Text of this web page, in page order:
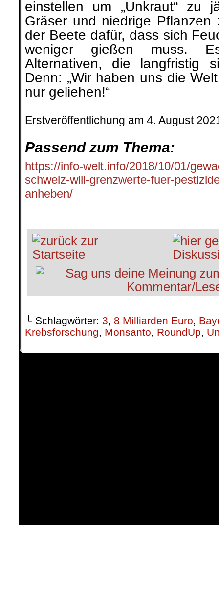
einstellen um „Unkraut“ zu
Gräser und niedrige Pflanzen
der Beete dafür, dass sich
weniger gießen muss.
Alternativen, die langfristig
Denn: „Wir haben uns die
nur geliehen!“
Erstveröffentlichung am 4. August
Passend zum Thema:
https://info-welt.info/2018/10/01/
schweiz-will-grenzwerte-fuer-
anheben/
└ Schlagwörter: 3, 8 Milliarden Euro,
Krebsforschung, Monsanto, RoundUp,